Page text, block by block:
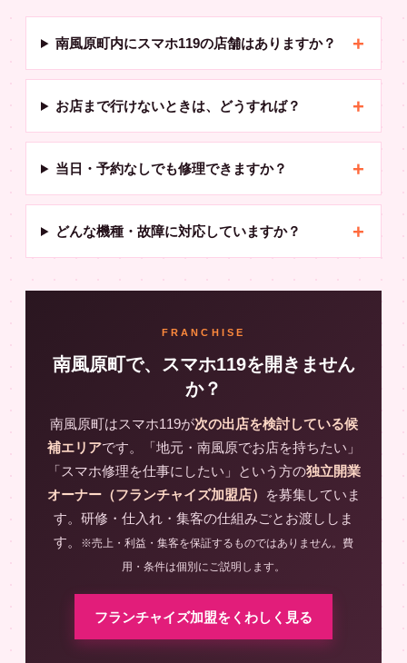
南風原町内にスマホ119の店舗はありますか？
お店まで行けないときは、どうすれば？
当日・予約なしでも修理できますか？
どんな機種・故障に対応していますか？
FRANCHISE
南風原町で、スマホ119を開きません
か？
南風原町はスマホ119が次の出店を検討している候
補エリアです。「地元・南風原でお店を持ちたい」
「スマホ修理を仕事にしたい」という方の独立開業
オーナー（フランチャイズ加盟店）
を募集していま
す。研修・仕入れ・集客の仕組みごとお渡ししま
す。
※売上・利益・集客を保証するものではありません。費
用・条件は個別にご説明します。
フランチャイズ加盟をくわしく見る